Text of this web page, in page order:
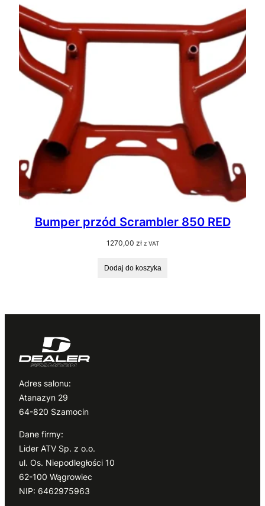
Bumper przód Scrambler 850 RED
1270,00 zł z VAT
Dodaj do koszyka
Adres salonu:
Atanazyn 29
64-820 Szamocin
Dane firmy:
Lider ATV Sp. z o.o.
ul. Os. Niepodległości 10
62-100 Wągrowiec
NIP: 6462975963